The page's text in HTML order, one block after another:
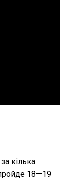
кілька
18—19